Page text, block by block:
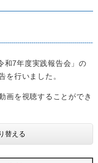
和7年度実践報告会」の
を行いました。
画を視聴することができ
替える